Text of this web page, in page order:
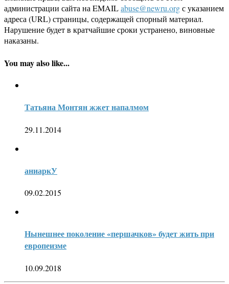
администрации сайта на EMAILabuse@newru.orgс указанием
адреса (URL) страницы, содержащей спорный материал.
Нарушение будет в кратчайшие сроки устранено, виновные
наказаны.
You may also like...
Татьяна Монтян жжет напалмом
29.11.2014
аниаркУ
09.02.2015
Нынешнее поколение «першачков» будет жить при
европеизме
10.09.2018